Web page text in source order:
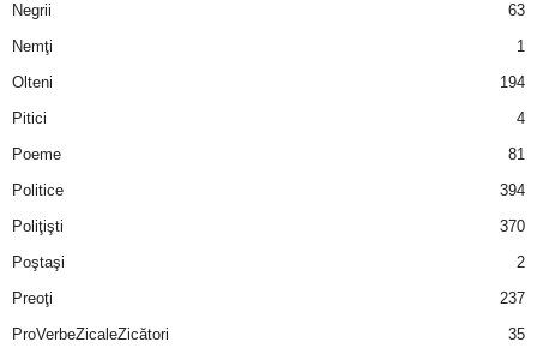
Negrii
63
Nemţi
1
Olteni
194
Pitici
4
Poeme
81
Politice
394
Poliţişti
370
Poştaşi
2
Preoţi
237
ProVerbeZicaleZicători
35